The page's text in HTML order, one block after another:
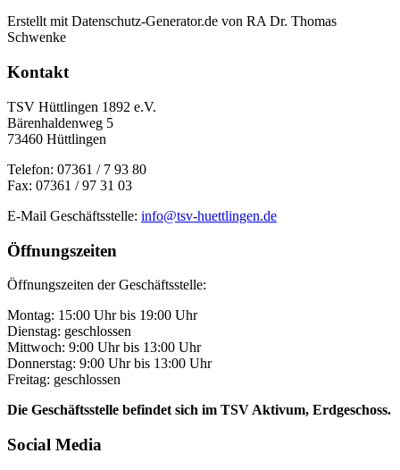
Erstellt mit Datenschutz-Generator.de von RA Dr. Thomas
Schwenke
Kontakt
TSV Hüttlingen 1892 e.V.
Bärenhaldenweg 5
73460 Hüttlingen
Telefon: 07361 / 7 93 80
Fax: 07361 / 97 31 03
E-Mail Geschäftsstelle: info@tsv-huettlingen.de
Öffnungszeiten
Öffnungszeiten der Geschäftsstelle:
Montag: 15:00 Uhr bis 19:00 Uhr
Dienstag: geschlossen
Mittwoch: 9:00 Uhr bis 13:00 Uhr
Donnerstag: 9:00 Uhr bis 13:00 Uhr
Freitag: geschlossen
Die Geschäftsstelle befindet sich im TSV Aktivum, Erdgeschoss.
Social Media